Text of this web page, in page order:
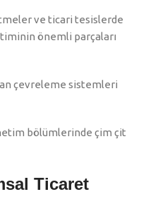
ve ticari tesislerde
önemli parçaları
çevreleme sistemleri
bölümlerinde çim çit
Ticaret